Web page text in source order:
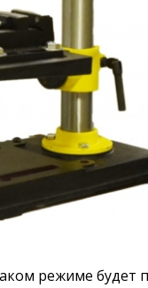
режиме будет